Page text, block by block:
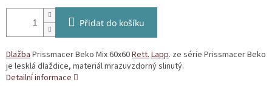
Přidat do košíku
DlažbaPrissmacer Beko Mix 60x60Rett.Lapp. ze série Prissmacer Beko
je lesklá dlaždice, materiál mrazuvzdorný slinutý.
Detailní informace